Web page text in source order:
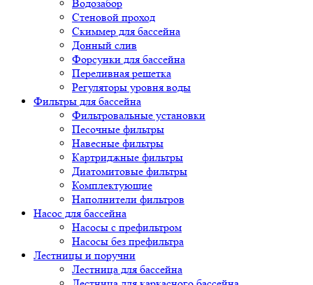
Водозабор
Стеновой проход
Скиммер для бассейна
Донный слив
Форсунки для бассейна
Переливная решетка
Регуляторы уровня воды
Фильтры для бассейна
Фильтровальные установки
Песочные фильтры
Навесные фильтры
Картриджные фильтры
Диатомитовые фильтры
Комплектующие
Наполнители фильтров
Насос для бассейна
Насосы с префильтром
Насосы без префильтра
Лестницы и поручни
Лестница для бассейна